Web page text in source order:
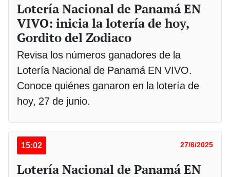
Lotería Nacional de Panamá EN
VIVO: inicia la lotería de hoy,
Gordito del Zodiaco
Revisa los números ganadores de la
Lotería Nacional de Panamá EN VIVO.
Conoce quiénes ganaron en la lotería de
hoy, 27 de junio.
15:02 27/6/2025
Lotería Nacional de Panamá EN